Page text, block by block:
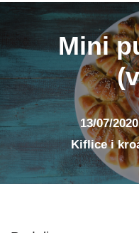
Mini
13/07/2020
Kiflice i